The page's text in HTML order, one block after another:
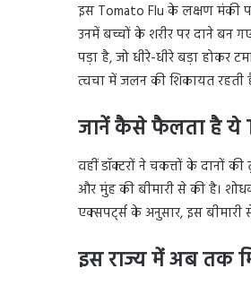
इस Tomato Flu के लक्षण मंकी
उनमें बच्चों के शरीर पर दाने बन
पड़ा है, जो धीरे-धीरे बड़ा होकर
त्वचा में जलन की शिकायत रहती
जानें कैसे फैलता है ये
वहीं डॉक्टरों ने चकत्तों के दानों
और मुंह की बीमारी से की है।
एक्सपर्ट्स के अनुसार, इस
इस राज्य में अब तक